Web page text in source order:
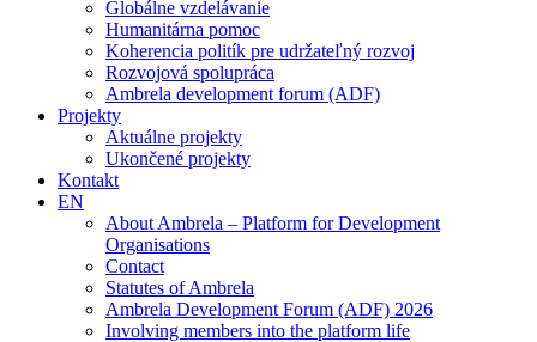
Globálne vzdelávanie
Humanitárna pomoc
Koherencia politík pre udržateľný rozvoj
Rozvojová spolupráca
Ambrela development forum (ADF)
Projekty
Aktuálne projekty
Ukončené projekty
Kontakt
EN
About Ambrela – Platform for Development
Organisations
Contact
Statutes of Ambrela
Ambrela Development Forum (ADF) 2026
Involving members into the platform life